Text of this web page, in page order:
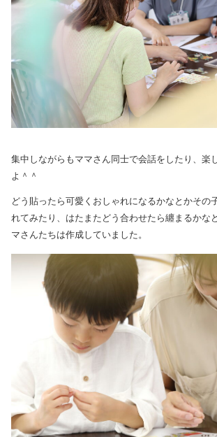
集中しながらもママさん同士で会話をしたり、楽
よ＾＾
どう貼ったら可愛くおしゃれになるかなとかその
れてみたり、はたまたどう合わせたら纏まるかな
マさんたちは作成していました。